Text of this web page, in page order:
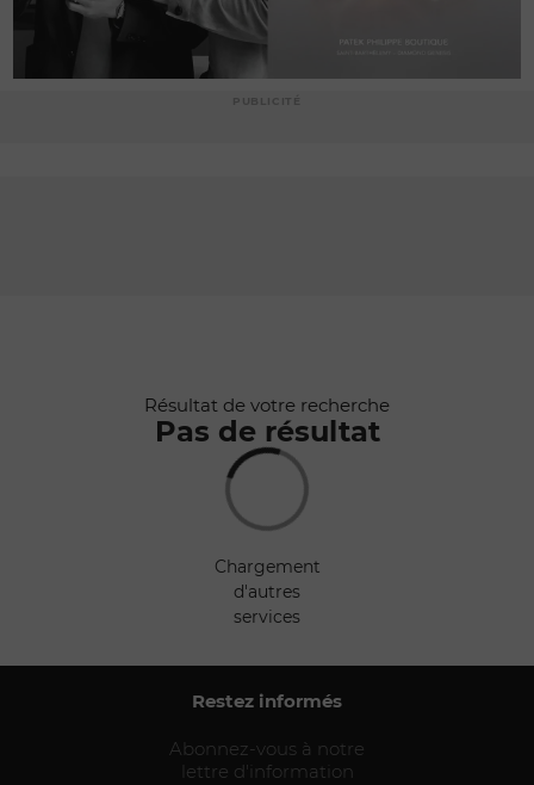
Résultat de votre recherche
Pas de résultat
chargement
d'autres
services
Restez informés
Abonnez-vous à notre
lettre d'information